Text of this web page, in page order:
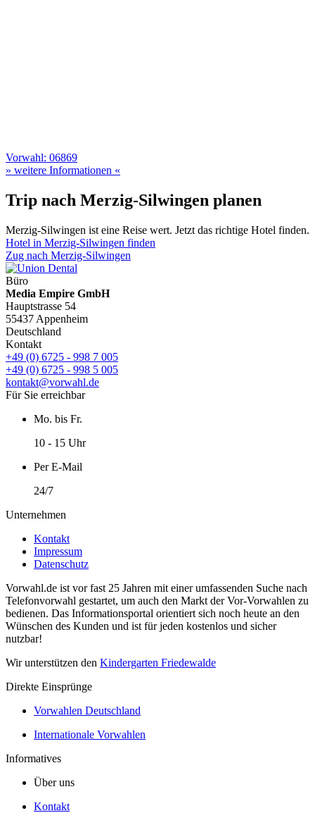
Vorwahl: 06869
» weitere Informationen «
Trip nach Merzig-Silwingen planen
Merzig-Silwingen ist eine Reise wert. Jetzt das richtige Hotel finden.
Hotel in Merzig-Silwingen finden
Zug nach Merzig-Silwingen
Büro
Media Empire GmbH
Hauptstrasse 54
55437 Appenheim
Deutschland
Kontakt
+49 (0) 6725 - 998 7 005
+49 (0) 6725 - 998 5 005
kontakt@vorwahl.de
Für Sie erreichbar
Mo. bis Fr.
10 - 15 Uhr
Per E-Mail
24/7
Unternehmen
Kontakt
Impressum
Datenschutz
Vorwahl.de ist vor fast 25 Jahren mit einer umfassenden Suche nach
Telefonvorwahl gestartet, um auch den Markt der Vor-Vorwahlen zu
bedienen. Das Informationsportal orientiert sich noch heute an den
Wünschen des Kunden und ist für jeden kostenlos und sicher
nutzbar!
Wir unterstützen den Kindergarten Friedewalde
Direkte Einsprünge
Vorwahlen Deutschland
Internationale Vorwahlen
Informatives
Über uns
Kontakt